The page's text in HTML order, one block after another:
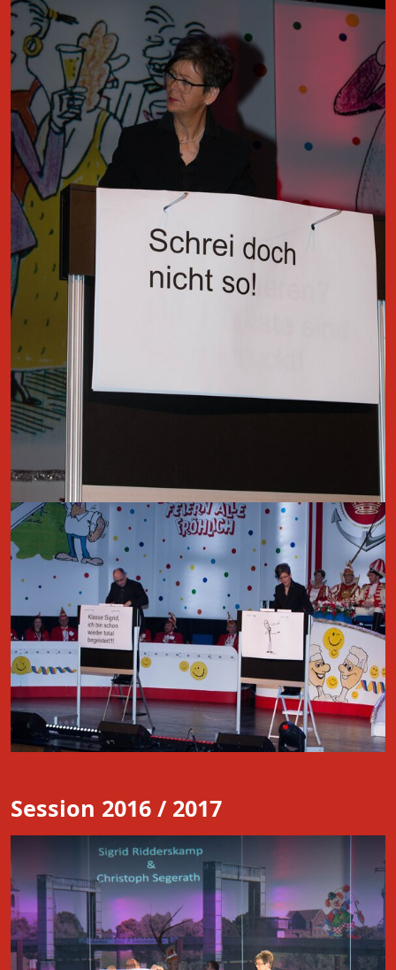
Session 2016 / 2017